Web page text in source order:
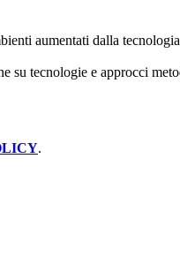
aumentati dalla
su tecnologie e approcci
.